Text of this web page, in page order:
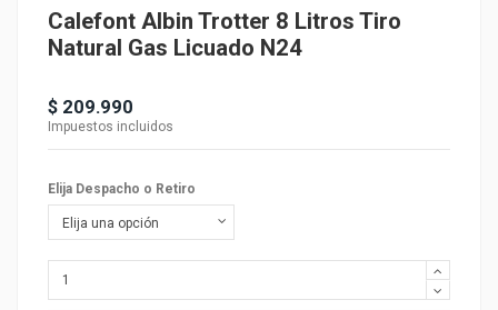
Calefont Albin Trotter 8 Litros Tiro
Natural Gas Licuado N24
$ 209.990
Impuestos incluidos
Elija Despacho o Retiro